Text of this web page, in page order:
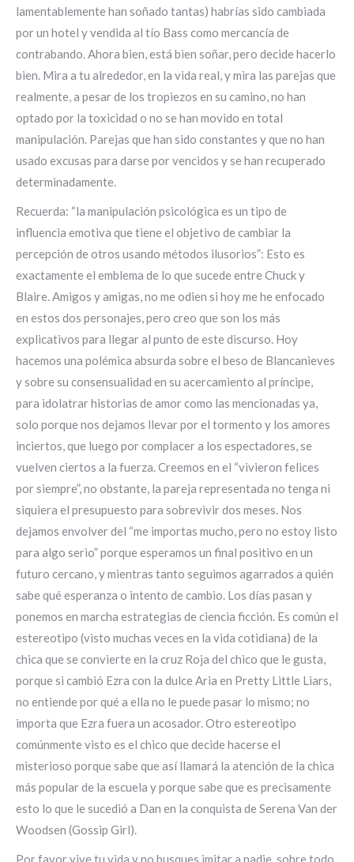
lamentablemente han soñado tantas) habrías sido cambiada
por un hotel y vendida al tío Bass como mercancía de
contrabando. Ahora bien, está bien soñar, pero decide hacerlo
bien. Mira a tu alrededor, en la vida real, y mira las parejas que
realmente, a pesar de los tropiezos en su camino, no han
optado por la toxicidad o no se han movido en total
manipulación. Parejas que han sido constantes y que no han
usado excusas para darse por vencidos y se han recuperado
determinadamente.
Recuerda: “la manipulación psicológica es un tipo de
influencia emotiva que tiene el objetivo de cambiar la
percepción de otros usando métodos ilusorios”: Esto es
exactamente el emblema de lo que sucede entre Chuck y
Blaire. Amigos y amigas, no me odien si hoy me he enfocado
en estos dos personajes, pero creo que son los más
explicativos para llegar al punto de este discurso. Hoy
hacemos una polémica absurda sobre el beso de Blancanieves
y sobre su consensualidad en su acercamiento al príncipe,
para idolatrar historias de amor como las mencionadas ya,
solo porque nos dejamos llevar por el tormento y los amores
inciertos, que luego por complacer a los espectadores, se
vuelven ciertos a la fuerza. Creemos en el “vivieron felices
por siempre”, no obstante, la pareja representada no tenga ni
siquiera el presupuesto para sobrevivir dos meses. Nos
dejamos envolver del “me importas mucho, pero no estoy listo
para algo serio” porque esperamos un final positivo en un
futuro cercano, y mientras tanto seguimos agarrados a quién
sabe qué esperanza o intento de cambio. Los días pasan y
ponemos en marcha estrategias de ciencia ficción. Es común el
estereotipo (visto muchas veces en la vida cotidiana) de la
chica que se convierte en la cruz Roja del chico que le gusta,
porque si cambió Ezra con la dulce Aria en Pretty Little Liars,
no entiende por qué a ella no le puede pasar lo mismo; no
importa que Ezra fuera un acosador. Otro estereotipo
comúnmente visto es el chico que decide hacerse el
misterioso porque sabe que así llamará la atención de la chica
más popular de la escuela y porque sabe que es precisamente
esto lo que le sucedió a Dan en la conquista de Serena Van der
Woodsen (Gossip Girl).
Por favor vive tu vida y no busques imitar a nadie, sobre todo